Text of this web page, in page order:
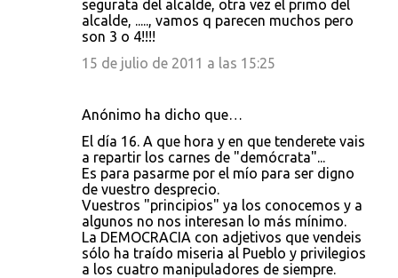
segurata del alcalde, otra vez el primo del
alcalde, ....., vamos q parecen muchos pero
son 3 o 4!!!!
15 de julio de 2011 a las 15:25
Anónimo ha dicho que…
El día 16. A que hora y en que tenderete vais
a repartir los carnes de "demócrata"...
Es para pasarme por el mío para ser digno
de vuestro desprecio.
Vuestros "principios" ya los conocemos y a
algunos no nos interesan lo más mínimo.
La DEMOCRACIA con adjetivos que vendeis
sólo ha traído miseria al Pueblo y privilegios
a los cuatro manipuladores de siempre.